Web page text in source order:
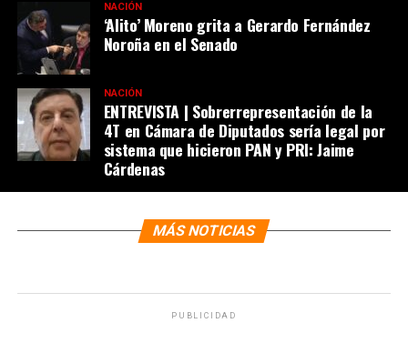
NACIÓN
‘Alito’ Moreno grita a Gerardo Fernández
Noroña en el Senado
NACIÓN
ENTREVISTA | Sobrerrepresentación de la
4T en Cámara de Diputados sería legal por
sistema que hicieron PAN y PRI: Jaime
Cárdenas
MÁS NOTICIAS
PUBLICIDAD